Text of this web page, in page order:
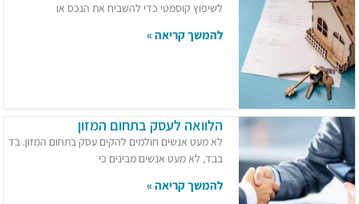
לשיפוץ קוסמטי כדי להשביח את הנכס או
להמשך קריאה »
הלוואה לעסק בתחום המזון
לא מעט אנשים חולמים להקים עסק בתחום המזון. בד
בבד, לא מעט אנשים מבינים כי
להמשך קריאה »